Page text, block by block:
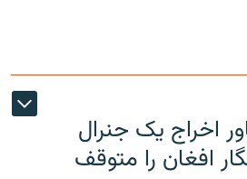
اخراج یک جنرال
افغان را متوقف